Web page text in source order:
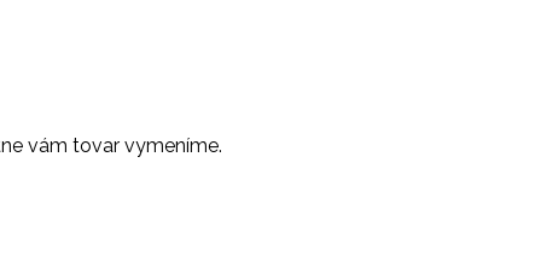
vám tovar vymeníme.